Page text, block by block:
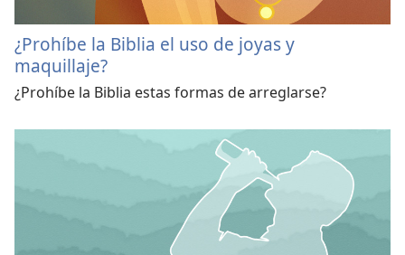
¿Prohíbe la Biblia el uso de joyas y
maquillaje?
¿Prohíbe la Biblia estas formas de arreglarse?